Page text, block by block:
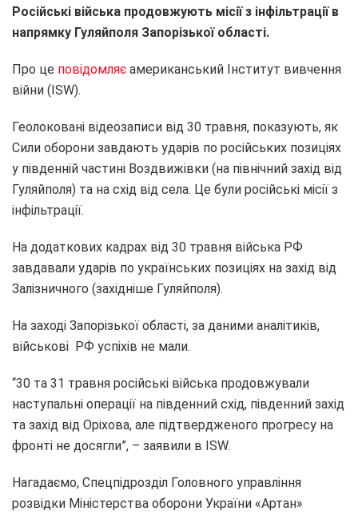
Російські війська продовжують місії з інфільтрації в
напрямку Гуляйполя Запорізької області.
Про це повідомляє американський Інститут вивчення
війни (ISW).
Геолоковані відеозаписи від 30 травня, показують, як
Сили оборони завдають ударів по російських позиціях
у південній частині Воздвижівки (на північний захід від
Гуляйполя) та на схід від села. Це були російські місії з
інфільтрації.
На додаткових кадрах від 30 травня війська РФ
завдавали ударів по українських позиціях на захід від
Залізничного (західніше Гуляйполя).
На заході Запорізької області, за даними аналітиків,
військові РФ успіхів не мали.
“30 та 31 травня російські війська продовжували
наступальні операції на південний схід, південний захід
та захід від Оріхова, але підтвердженого прогресу на
фронті не досягли”, – заявили в ISW.
Нагадаємо, Спецпідрозділ Головного управління
розвідки Міністерства оборони України «Артан»